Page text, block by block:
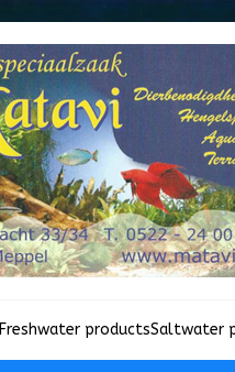
Freshwater productsSaltwater